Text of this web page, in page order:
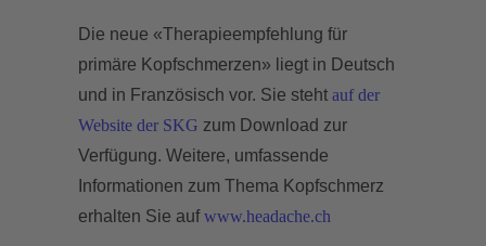
Die neue «Therapieempfehlung für
primäre Kopfschmerzen» liegt in Deutsch
und in Französisch vor. Sie steht auf der
Website der SKG zum Download zur
Verfügung. Weitere, umfassende
Informationen zum Thema Kopfschmerz
erhalten Sie aufwww.headache.ch